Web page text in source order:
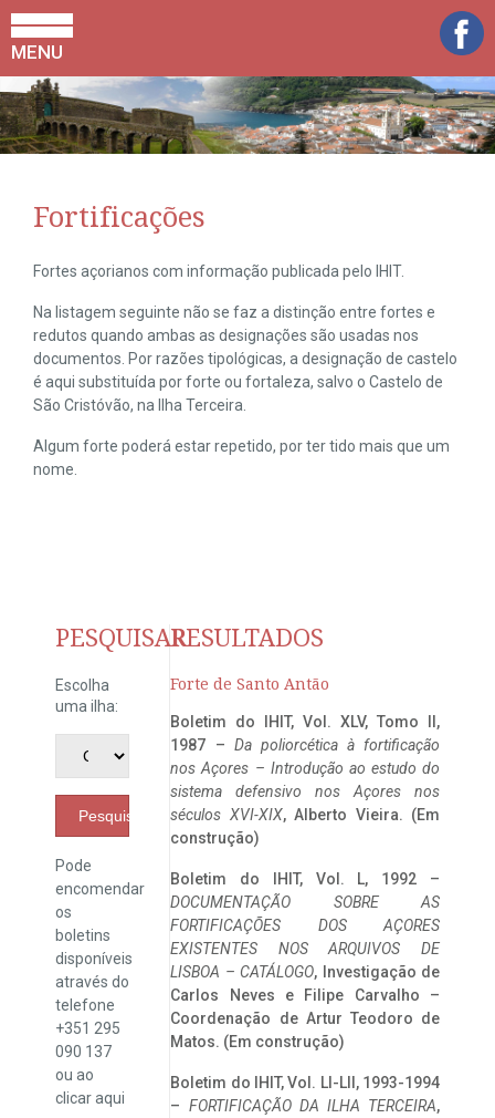
MENU
Fortificações
Fortes açorianos com informação publicada pelo IHIT.
Na listagem seguinte não se faz a distinção entre fortes e
redutos quando ambas as designações são usadas nos
documentos. Por razões tipológicas, a designação de castelo
é aqui substituída por forte ou fortaleza, salvo o Castelo de
São Cristóvão, na Ilha Terceira.
Algum forte poderá estar repetido, por ter tido mais que um
nome.
PESQUISAR
Escolha
uma ilha:
Pesquisar
Pode
encomendar
os
boletins
disponíveis
através do
telefone
+351 295
090 137
ou ao
clicaraqui
RESULTADOS
Forte de Santo Antão
Boletim do IHIT, Vol. XLV, Tomo II,
1987 – Da poliorcética à fortificação
nos Açores – Introdução ao estudo do
sistema defensivo nos Açores nos
séculos XVI-XIX, Alberto Vieira. (Em
construção)
Boletim do IHIT, Vol. L, 1992 –
DOCUMENTAÇÃO SOBRE AS
FORTIFICAÇÕES DOS AÇORES
EXISTENTES NOS ARQUIVOS DE
LISBOA – CATÁLOGO, Investigação de
Carlos Neves e Filipe Carvalho –
Coordenação de Artur Teodoro de
Matos. (Em construção)
Boletim do IHIT, Vol. LI-LII, 1993-1994
– FORTIFICAÇÃO DA ILHA TERCEIRA,